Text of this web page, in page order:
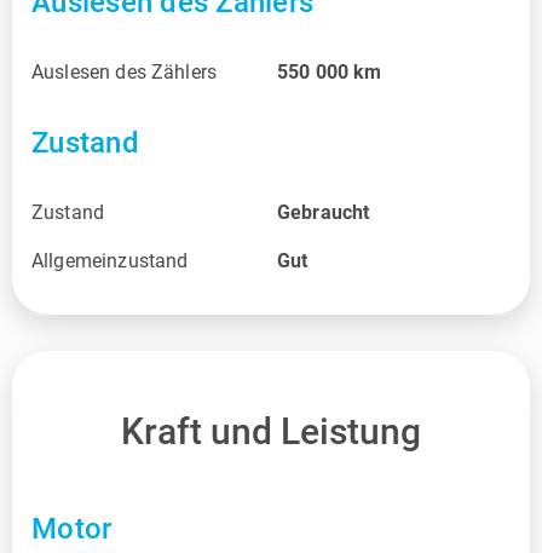
Auslesen des Zählers 550 000 km
Zustand
Zustand Gebraucht
Allgemeinzustand Gut
Kraft und Leistung
Motor